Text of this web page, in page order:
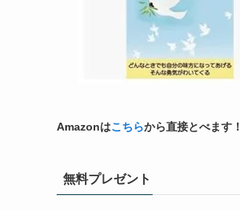
Amazonはこちらから直接とべます！
無料プレゼント